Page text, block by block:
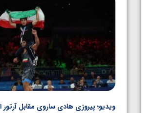
ویدیو؛ پیروزی هادی ساروی مقابل آرتور